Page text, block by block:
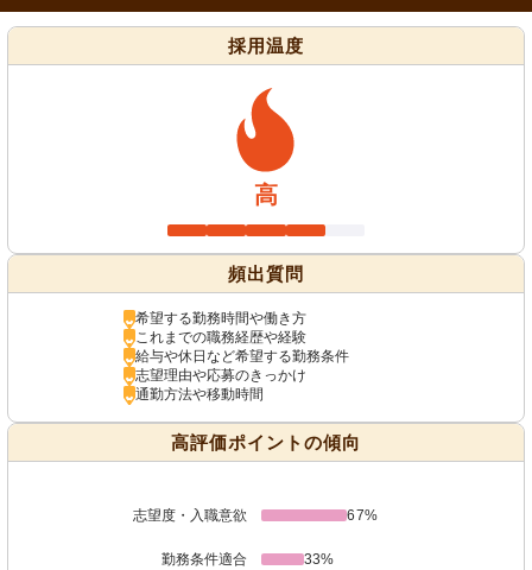
採用温度
高
頻出質問
希望する勤務時間や働き方
これまでの職務経歴や経験
給与や休日など希望する勤務条件
志望理由や応募のきっかけ
通勤方法や移動時間
高評価ポイントの傾向
志望度・入職意欲 67%
勤務条件適合 33%